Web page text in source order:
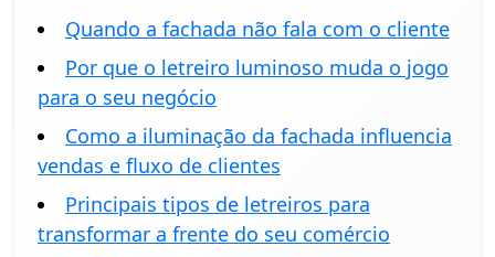
Quando a fachada não fala com o cliente
Por que o letreiro luminoso muda o jogo
para o seu negócio
Como a iluminação da fachada influencia
vendas e fluxo de clientes
Principais tipos de letreiros para
transformar a frente do seu comércio